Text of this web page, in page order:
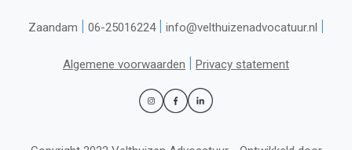
Zaandam | 06-25016224 | info@velthuizenadvocatuur.nl |
Algemene voorwaarden | Privacy statement